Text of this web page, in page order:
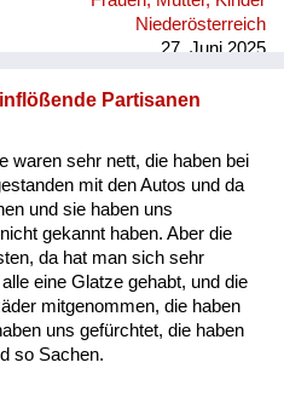
hinauf, im offenen Flugzeug
und einer mit Gewehr im
Niederösterreich
27. Juni 2025
Partisanen
waren sehr nett, die haben bei
mit den Autos und da
und sie haben uns
gekannt haben. Aber die
da hat man sich sehr
eine Glatze gehabt, und die
mitgenommen, die haben
uns gefürchtet, die haben
so Sachen.